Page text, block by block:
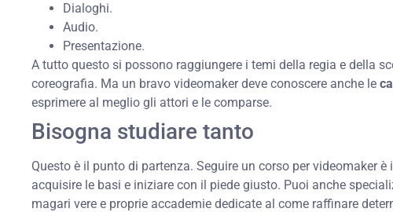
Dialoghi.
Audio.
Presentazione.
A tutto questo si possono raggiungere i temi della regia e della
coreografia. Ma un bravo videomaker deve conoscere anche le
esprimere al meglio gli attori e le comparse.
Bisogna studiare tanto
Questo è il punto di partenza. Seguire un corso per videomaker
acquisire le basi e iniziare con il piede giusto. Puoi anche
magari vere e proprie accademie dedicate al come raffinare